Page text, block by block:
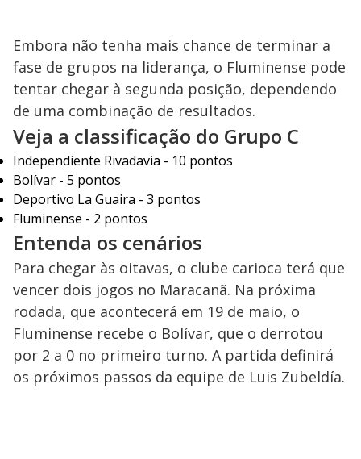
Embora não tenha mais chance de terminar a
fase de grupos na liderança, o Fluminense pode
tentar chegar à segunda posição, dependendo
de uma combinação de resultados.
Veja a classificação do Grupo C
Independiente Rivadavia - 10 pontos
Bolívar - 5 pontos
Deportivo La Guaira - 3 pontos
Fluminense - 2 pontos
Entenda os cenários
Para chegar às oitavas, o clube carioca terá que
vencer dois jogos no Maracanã. Na próxima
rodada, que acontecerá em 19 de maio, o
Fluminense recebe o Bolívar, que o derrotou
por 2 a 0 no primeiro turno. A partida definirá
os próximos passos da equipe de Luis Zubeldía.